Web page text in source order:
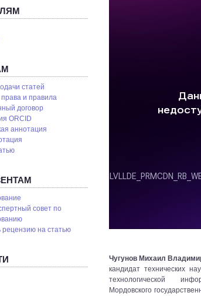
статей
права и правила
договор
ORCID
аннотация
совет по
рецензию на статью
Чугунов Михаил
кандидат технических
технологической
Мордовского